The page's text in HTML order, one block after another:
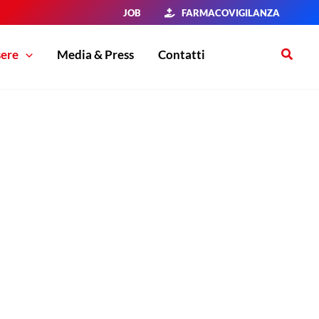
JOB FARMACOVIGILANZA
Media & Press Contatti Cerca